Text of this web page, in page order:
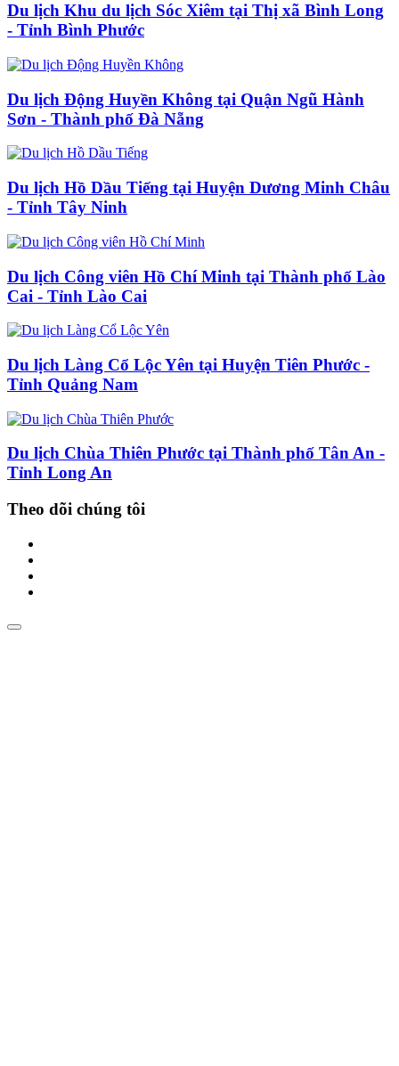
Du lịch Khu du lịch Sóc Xiêm tại Thị xã Bình Long
- Tỉnh Bình Phước
Du lịch Động Huyền Không tại Quận Ngũ Hành
Sơn - Thành phố Đà Nẵng
Du lịch Hồ Dầu Tiếng tại Huyện Dương Minh Châu
- Tỉnh Tây Ninh
Du lịch Công viên Hồ Chí Minh tại Thành phố Lào
Cai - Tỉnh Lào Cai
Du lịch Làng Cổ Lộc Yên tại Huyện Tiên Phước -
Tỉnh Quảng Nam
Du lịch Chùa Thiên Phước tại Thành phố Tân An -
Tỉnh Long An
Theo dõi chúng tôi